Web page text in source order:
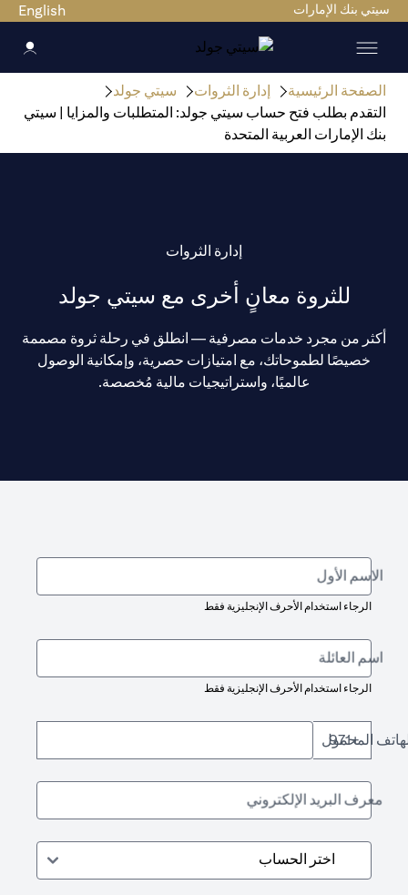
سيتي بنك الإمارات English
الصفحة الرئيسية إدارة الثروات
سيتي جولد
التقدم بطلب فتح حساب سيتي جولد: المتطلبات والمزايا | سيتي
بنك الإمارات العربية المتحدة
إدارة الثروات
للثروة معانٍ أخرى مع سيتي جولد
أكثر من مجرد خدمات مصرفية — انطلق في رحلة ثروة مصممة
خصيصًا لطموحاتك، مع امتيازات حصرية، وإمكانية الوصول
عالميًا، واستراتيجيات مالية مُخصصة.
الرجاء استخدام الأحرف الإنجليزية فقط
الاسم الأول
الرجاء استخدام الأحرف الإنجليزية فقط
اسم العائلة
+971
المحمول
معرف البريد الإلكتروني